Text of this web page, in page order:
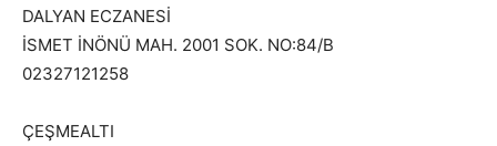
DALYAN ECZANESİ
İSMET İNÖNÜ MAH. 2001 SOK. NO:84/B
02327121258
ÇEŞMEALTI